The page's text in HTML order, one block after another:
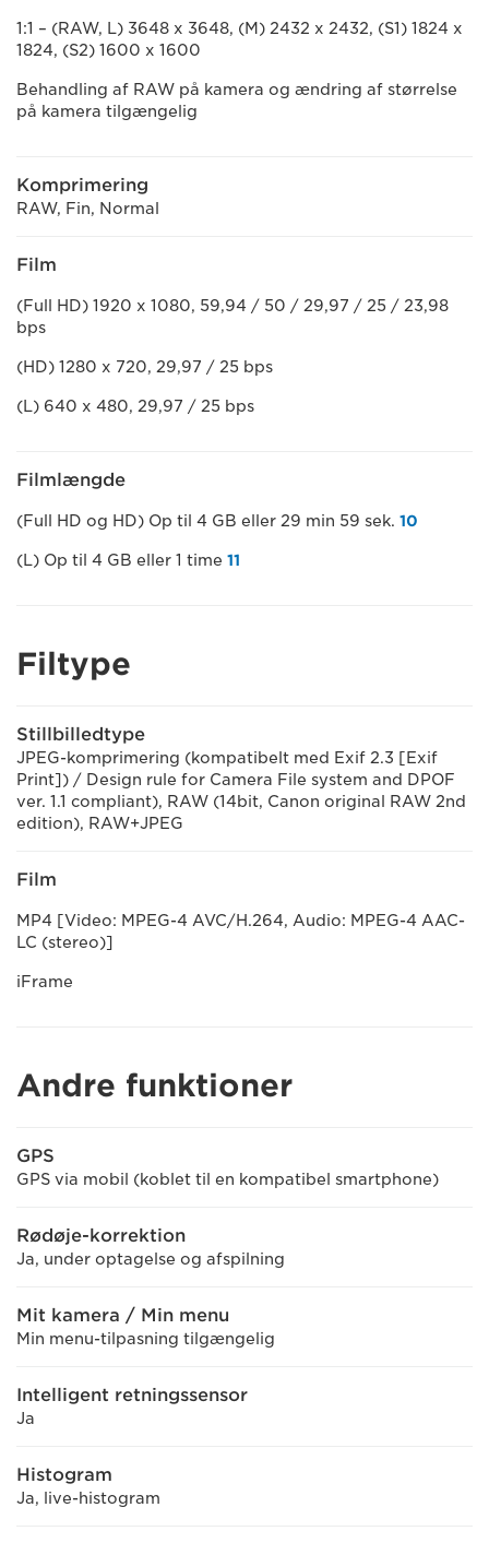
1:1 – (RAW, L) 3648 x 3648, (M) 2432 x 2432, (S1) 1824 x
1824, (S2) 1600 x 1600
Behandling af RAW på kamera og ændring af størrelse
på kamera tilgængelig
Komprimering
RAW, Fin, Normal
Film
(Full HD) 1920 x 1080, 59,94 / 50 / 29,97 / 25 / 23,98
bps
(HD) 1280 x 720, 29,97 / 25 bps
(L) 640 x 480, 29,97 / 25 bps
Filmlængde
(Full HD og HD) Op til 4 GB eller 29 min 59 sek. 10
(L) Op til 4 GB eller 1 time 11
Filtype
Stillbilledtype
JPEG-komprimering (kompatibelt med Exif 2.3 [Exif
Print]) / Design rule for Camera File system and DPOF
ver. 1.1 compliant), RAW (14bit, Canon original RAW 2nd
edition), RAW+JPEG
Film
MP4 [Video: MPEG-4 AVC/H.264, Audio: MPEG-4 AAC-
LC (stereo)]
iFrame
Andre funktioner
GPS
GPS via mobil (koblet til en kompatibel smartphone)
Rødøje-korrektion
Ja, under optagelse og afspilning
Mit kamera / Min menu
Min menu-tilpasning tilgængelig
Intelligent retningssensor
Ja
Histogram
Ja, live-histogram